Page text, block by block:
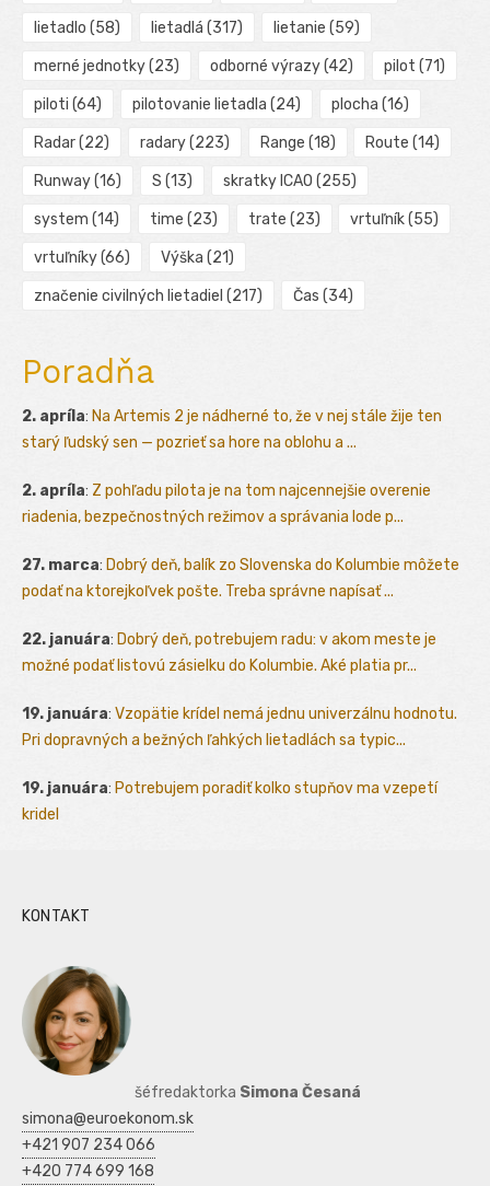
lietadlo (58) lietadlá (317) lietanie (59)
merné jednotky(23) odborné výrazy(42) pilot (71)
piloti (64) pilotovanie lietadla (24) plocha (16)
Radar(22) radary(223) Range (18) Route (14)
Runway(16) S (13) skratky ICAO (255)
system (14) time (23) trate (23) vrtuľník(55)
vrtuľníky(66) Výška (21)
značenie civilných lietadiel (217) Čas (34)
Poradňa
2. apríla: Na Artemis 2 je nádherné to, že v nej stále žije ten
starý ľudský sen — pozrieť sa hore na oblohu a ...
2. apríla: Z pohľadu pilota je na tom najcennejšie overenie
riadenia, bezpečnostných režimov a správania lode p...
27. marca: Dobrý deň, balík zo Slovenska do Kolumbie môžete
podať na ktorejkoľvek pošte. Treba správne napísať ...
22. januára: Dobrý deň, potrebujem radu: v akom meste je
možné podať listovú zásielku do Kolumbie. Aké platia pr...
19. januára: Vzopätie krídel nemá jednu univerzálnu hodnotu.
Pri dopravných a bežných ľahkých lietadlách sa typic...
19. januára: Potrebujem poradiť kolko stupňov ma vzepetí
kridel
KONTAKT
šéfredaktorka Simona Česaná
simona@euroekonom.sk
+421 907 234 066
+420 774 699 168